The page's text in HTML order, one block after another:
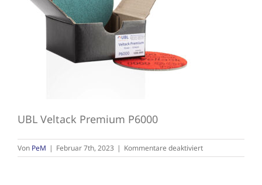
UBL Veltack Premium P6000
Von PeM | Februar 7th, 2023 | Kommentare deaktiviertfür
UBL